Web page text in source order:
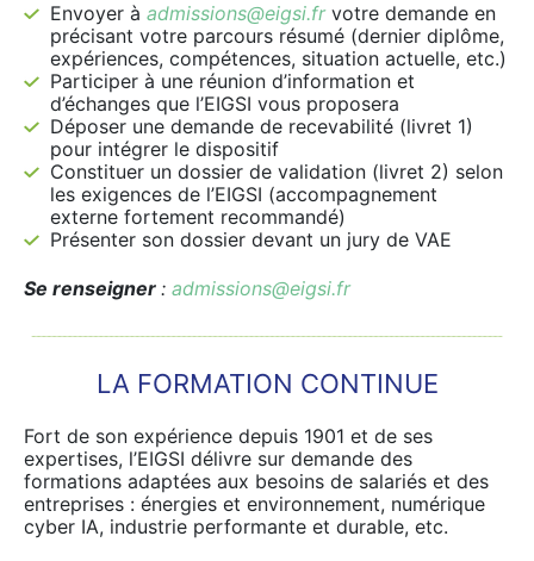
Envoyer à admissions@eigsi.frvotre demande en
précisant votre parcours résumé (dernier diplôme,
expériences, compétences, situation actuelle, etc.)
Participer à une réunion d’information et
d’échanges que l’EIGSI vous proposera
Déposer une demande de recevabilité (livret 1)
pour intégrer le dispositif
Constituer un dossier de validation (livret 2) selon
les exigences de l’EIGSI (accompagnement
externe fortement recommandé)
Présenter son dossier devant un jury de VAE
Se renseigner : admissions@eigsi.fr
LA FORMATION CONTINUE
Fort de son expérience depuis 1901 et de ses
expertises, l’EIGSI délivre sur demande des
formations adaptées aux besoins de salariés et des
entreprises : énergies et environnement, numérique
cyber IA, industrie performante et durable, etc.